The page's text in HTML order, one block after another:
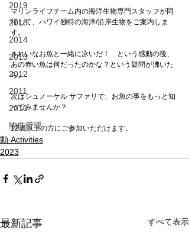
2019
2018
2014
2013
2012
2011
2010
物件管理
マリンライフチーム内の海洋生物専門スタッフが同
行して、ハワイ独特の海洋/沿岸生物をご案内しま
す。
きれいなお魚と一緒に泳いだ！　という感動の後、
あの赤い魚は何だったのかな？という疑問が沸いた
ら。
次はシュノーケル サファリで、お魚の事をもっと知
ってみませんか？
12歳以上の方にご参加いただけます。
動 Activities
2023
最新記事 すべて表示